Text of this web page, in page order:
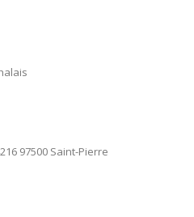
97500 Saint-Pierre